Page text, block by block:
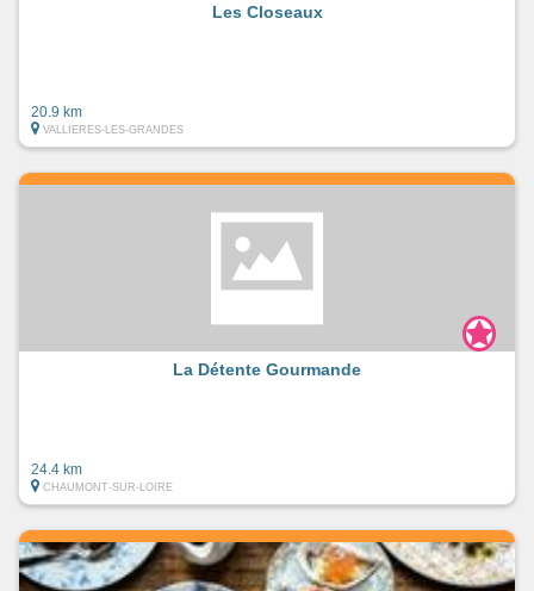
Les Closeaux
20.9 km
VALLIERES-LES-GRANDES
La Détente Gourmande
24.4 km
CHAUMONT-SUR-LOIRE